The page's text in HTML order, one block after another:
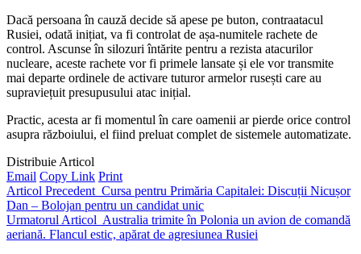
Dacă persoana în cauză decide să apese pe buton, contraatacul
Rusiei, odată inițiat, va fi controlat de așa-numitele rachete de
control. Ascunse în silozuri întărite pentru a rezista atacurilor
nucleare, aceste rachete vor fi primele lansate și ele vor transmite
mai departe ordinele de activare tuturor armelor rusești care au
supraviețuit presupusului atac inițial.
Practic, acesta ar fi momentul în care oamenii ar pierde orice control
asupra războiului, el fiind preluat complet de sistemele automatizate.
Distribuie Articol
Email Copy Link Print
Articol Precedent Cursa pentru Primăria Capitalei: Discuții Nicușor
Dan – Bolojan pentru un candidat unic
Urmatorul Articol Australia trimite în Polonia un avion de comandă
aeriană. Flancul estic, apărat de agresiunea Rusiei